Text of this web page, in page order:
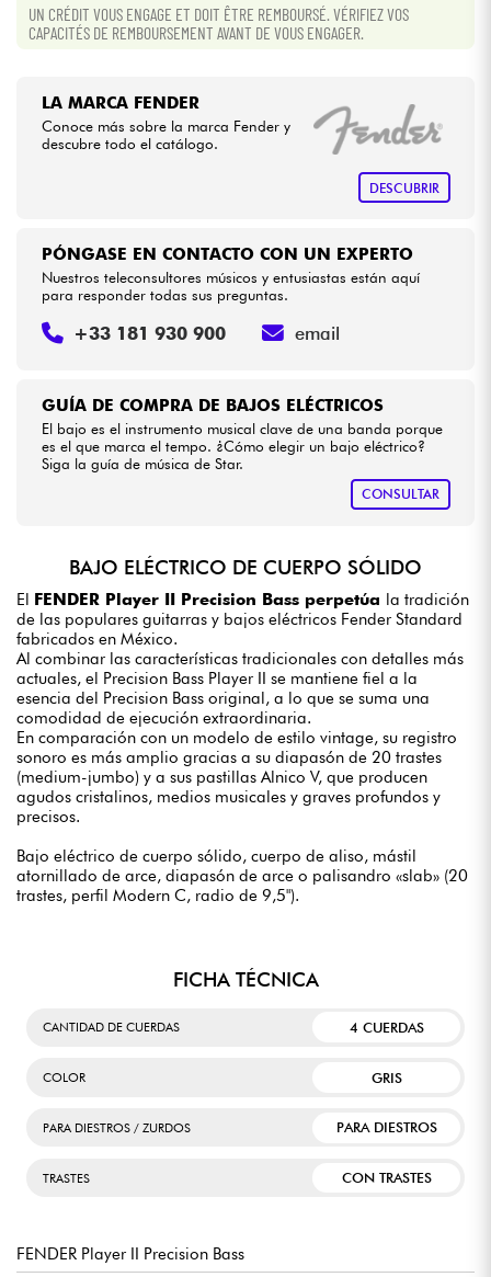
Ver nuestras marcas
UN CRÉDIT VOUS ENGAGE ET DOIT ÊTRE REMBOURSÉ. VÉRIFIEZ VOS
CAPACITÉS DE REMBOURSEMENT AVANT DE VOUS ENGAGER.
LA MARCA FENDER
Conoce más sobre la marca Fender y
descubre todo el catálogo.
DESCUBRIR
GUÍA DE COMPRA DE BAJOS ELÉCTRICOS
El bajo es el instrumento musical clave de una banda porque
es el que marca el tempo. ¿Cómo elegir un bajo eléctrico?
Siga la guía de música de Star.
CONSULTAR
PÓNGASE EN CONTACTO CON UN EXPERTO
Nuestros teleconsultores músicos y entusiastas están aquí
para responder todas sus preguntas.
+33 181 930 900 email
BAJO ELÉCTRICO DE CUERPO SÓLIDO
El FENDER Player II Precision Bass perpetúa la tradición
de las populares guitarras y bajos eléctricos Fender Standard
fabricados en México.
Al combinar las características tradicionales con detalles más
actuales, el Precision Bass Player II se mantiene fiel a la
esencia del Precision Bass original, a lo que se suma una
comodidad de ejecución extraordinaria.
En comparación con un modelo de estilo vintage, su registro
sonoro es más amplio gracias a su diapasón de 20 trastes
(medium-jumbo) y a sus pastillas Alnico V, que producen
agudos cristalinos, medios musicales y graves profundos y
precisos.
Bajo eléctrico de cuerpo sólido, cuerpo de aliso, mástil
atornillado de arce, diapasón de arce o palisandro «slab» (20
trastes, perfil Modern C, radio de 9,5").
FICHA TÉCNICA
CANTIDAD DE CUERDAS 4 CUERDAS
COLOR GRIS
PARA DIESTROS / ZURDOS PARA DIESTROS
TRASTES CON TRASTES
FENDER Player II Precision Bass